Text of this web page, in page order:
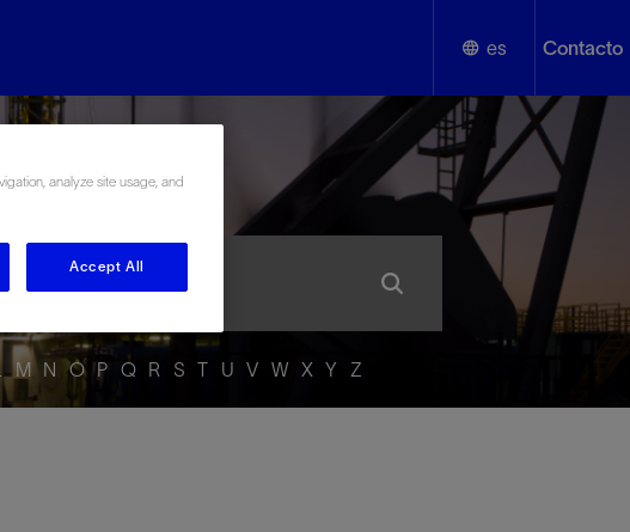
es
English
Español
Contacto
M N O P Q R S T U V W X Y Z
analyze site usage, and
Accept All